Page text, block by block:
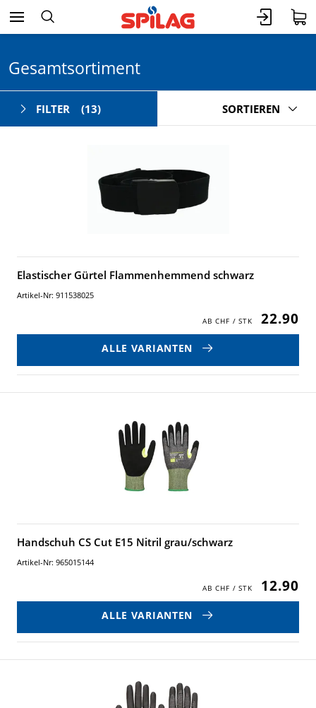
Gesamtsortiment
FILTER (13) SORTIEREN
Elastischer Gürtel Flammenhemmend schwarz
Artikel-Nr: 911538025
22.90
ALLE VARIANTEN
Handschuh CS Cut E15 Nitril grau/schwarz
Artikel-Nr: 965015144
12.90
ALLE VARIANTEN